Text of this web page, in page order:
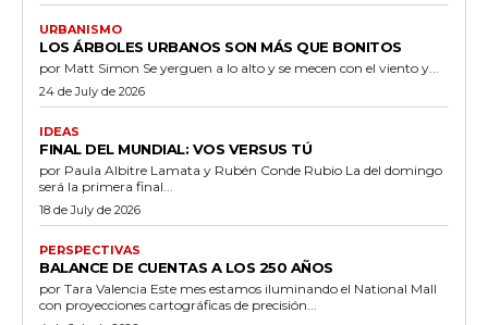
URBANISMO
LOS ÁRBOLES URBANOS SON MÁS QUE BONITOS
por Matt Simon Se yerguen a lo alto y se mecen con el viento y...
24 de July de 2026
IDEAS
FINAL DEL MUNDIAL: VOS VERSUS TÚ
por Paula Albitre Lamata y Rubén Conde Rubio La del domingo
será la primera final...
18 de July de 2026
PERSPECTIVAS
BALANCE DE CUENTAS A LOS 250 AÑOS
por Tara Valencia Este mes estamos iluminando el National Mall
con proyecciones cartográficas de precisión...